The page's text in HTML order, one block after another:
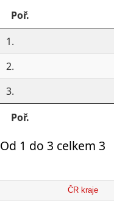
Poř.
1.
2.
3.
Poř.
Od 1 do 3 celkem 3
ČR kraje